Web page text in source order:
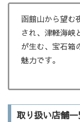
函館山から望む
され、津軽海峡
が生む、宝石箱
魅力です。
取り扱い店舗一